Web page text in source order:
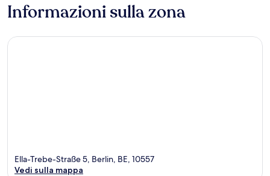
Informazioni sulla zona
Ella-Trebe-Straße 5, Berlin, BE, 10557
Vedi sulla mappa